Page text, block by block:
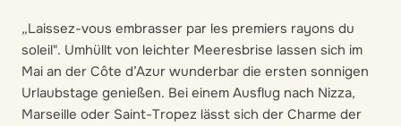
„Laissez-vous embrasser par les premiers rayons du
soleil". Umhüllt von leichter Meeresbrise lassen sich im
Mai an der Côte d’Azur wunderbar die ersten sonnigen
Urlaubstage genießen. Bei einem Ausflug nach Nizza,
Marseille oder Saint-Tropez lässt sich der Charme der